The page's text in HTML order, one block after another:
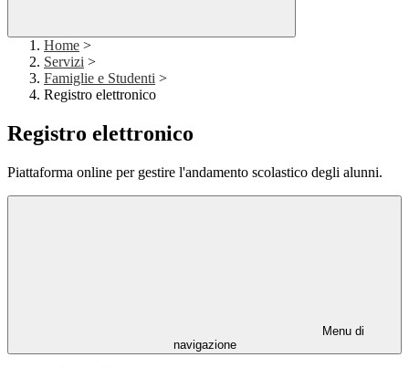
Home >
Servizi >
Famiglie e Studenti >
Registro elettronico
Registro elettronico
Piattaforma online per gestire l'andamento scolastico degli alunni.
Menu di
navigazione